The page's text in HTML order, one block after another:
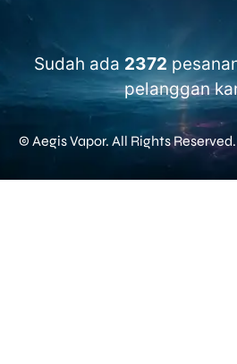
Sudah ada 2372
pelanggan
© Aegis Vapor. All Rights Reserved.